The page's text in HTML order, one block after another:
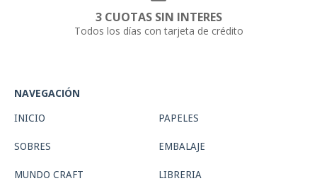
3 CUOTAS SIN INTERES
Todos los días con tarjeta de crédito
NAVEGACIÓN
INICIO PAPELES
SOBRES EMBALAJE
MUNDO CRAFT LIBRERIA